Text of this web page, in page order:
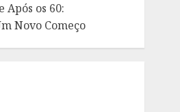
Após os 60:
Novo Começo